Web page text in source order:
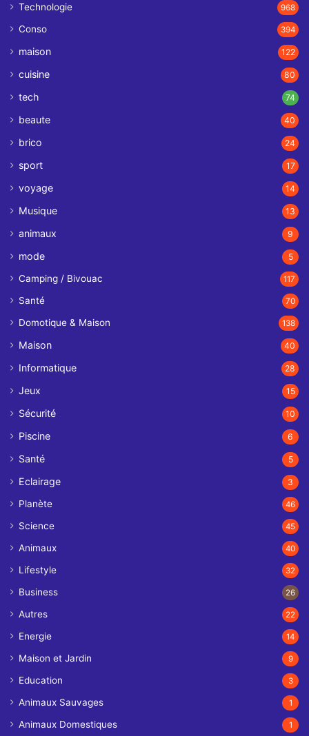
Technologie 968
Conso 394
maison 122
cuisine 80
tech 74
beaute 40
brico 24
sport 17
voyage 14
Musique 13
animaux 9
mode 5
Camping / Bivouac 117
Santé 70
Domotique & Maison 138
Maison 40
Informatique 28
Jeux 15
Sécurité 10
Piscine 6
Santé 5
Eclairage 3
Planète 46
Science 45
Animaux 40
Lifestyle 32
Business 26
Autres 22
Energie 14
Maison et Jardin 9
Education 3
Animaux Sauvages 1
Animaux Domestiques 1